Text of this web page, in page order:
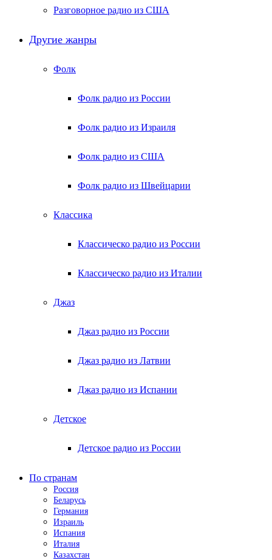
Разговорное радио из США
Другие жанры
Фолк
Фолк радио из России
Фолк радио из Израиля
Фолк радио из США
Фолк радио из Швейцарии
Классика
Классическо радио из России
Классическо радио из Италии
Джаз
Джаз радио из России
Джаз радио из Латвии
Джаз радио из Испании
Детское
Детское радио из России
По странам
Россия
Беларусь
Германия
Израиль
Испания
Италия
Казахстан